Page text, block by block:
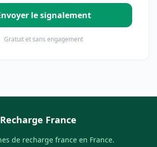
le signalement
Gratuit et sans engagement
France
de recharge france en France.